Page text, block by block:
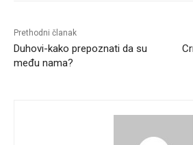
Prethodni članak
Duhovi-kako prepoznati da su
među nama?